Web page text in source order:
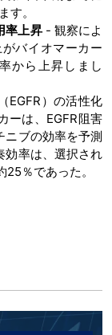
す。
率上昇- 観察によ
バイオマーカー
から上昇しまし
EGFR）の活性化
ーは、EGFR阻害
ニブの効率を予測
効率は、選択され
％であった。